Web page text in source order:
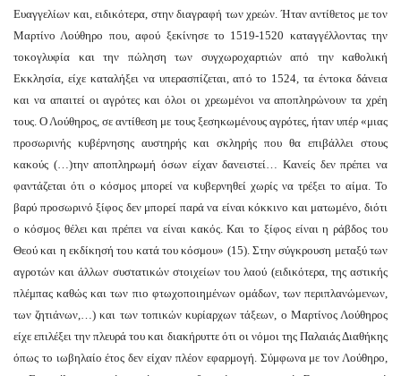
Ευαγγελίων και, ειδικότερα, στην διαγραφή των χρεών. Ήταν αντίθετος με τον
Μαρτίνο Λούθηρο που, αφού ξεκίνησε το 1519-1520 καταγγέλλοντας την
τοκογλυφία και την πώληση των συγχωροχαρτιών από την καθολική
Εκκλησία, είχε καταλήξει να υπερασπίζεται, από το 1524, τα έντοκα δάνεια
και να απαιτεί οι αγρότες και όλοι οι χρεωμένοι να αποπληρώνουν τα χρέη
τους. Ο Λούθηρος, σε αντίθεση με τους ξεσηκωμένους αγρότες, ήταν υπέρ «μιας
προσωρινής κυβέρνησης αυστηρής και σκληρής που θα επιβάλλει στους
κακούς (…)την αποπληρωμή όσων είχαν δανειστεί… Κανείς δεν πρέπει να
φαντάζεται ότι ο κόσμος μπορεί να κυβερνηθεί χωρίς να τρέξει το αίμα. Το
βαρύ προσωρινό ξίφος δεν μπορεί παρά να είναι κόκκινο και ματωμένο, διότι
ο κόσμος θέλει και πρέπει να είναι κακός. Και το ξίφος είναι η ράβδος του
Θεού και η εκδίκησή του κατά του κόσμου» (15). Στην σύγκρουση μεταξύ των
αγροτών και άλλων συστατικών στοιχείων του λαού (ειδικότερα, της αστικής
πλέμπας καθώς και των πιο φτωχοποιημένων ομάδων, των περιπλανώμενων,
των ζητιάνων,…) και των τοπικών κυρίαρχων τάξεων, ο Μαρτίνος Λούθηρος
είχε επιλέξει την πλευρά του και διακήρυττε ότι οι νόμοι της Παλαιάς Διαθήκης
όπως το ιωβηλαίο έτος δεν είχαν πλέον εφαρμογή. Σύμφωνα με τον Λούθηρο,